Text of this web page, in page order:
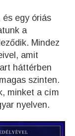
egy óriás
a
Mindez
amit
háttérben
szinten.
minket a cím
nyelven.